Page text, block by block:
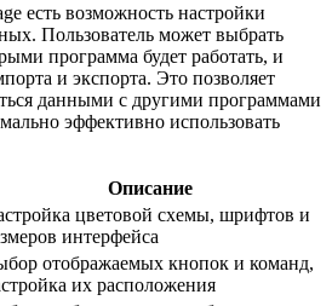
есть возможность настройки
Пользователь может выбрать
программа будет работать, и
и экспорта. Это позволяет
данными с другими программами
эффективно использовать
Описание
цветовой схемы, шрифтов и
интерфейса
отображаемых кнопок и команд,
их расположения